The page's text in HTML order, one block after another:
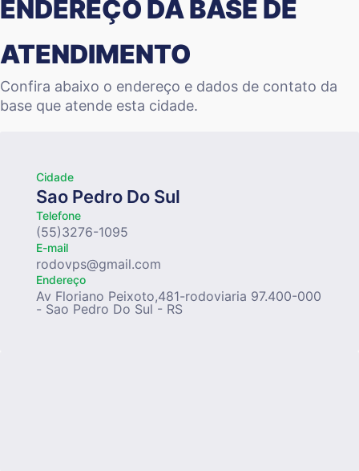
ENDEREÇO DA BASE DE
ATENDIMENTO
Confira abaixo o endereço e dados de contato da
base que atende esta cidade.
Cidade
Sao Pedro Do Sul
Telefone
(55)3276-1095
E-mail
rodovps@gmail.com
Endereço
Av Floriano Peixoto,481-rodoviaria 97.400-000
- Sao Pedro Do Sul - RS